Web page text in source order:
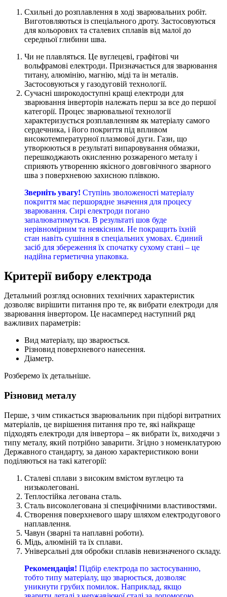
Схильні до розплавлення в ході зварювальних робіт.
Виготовляються із спеціального дроту. Застосовуються
для кольорових та сталевих сплавів від малої до
середньої глибини шва.
Чи не плавляться. Це вуглецеві, графітові чи
вольфрамові електроди. Призначається для зварювання
титану, алюмінію, магнію, міді та ін металів.
Застосовуються у газодуговій технології.
Сучасні широкодоступні кращі електроди для
зварювання інверторів належать перш за все до першої
категорії. Процес зварювальної технології
характеризується розплавленням як матеріалу самого
сердечника, і його покриття під впливом
високотемпературної плазмової дуги. Гази, що
утворюються в результаті випаровування обмазки,
перешкоджають окисленню розжареного металу і
сприяють утворенню якісного довговічного зварного
шва з поверхневою захисною плівкою.
Зверніть увагу! Ступінь зволоженості матеріалу
покриття має першорядне значення для процесу
зварювання. Сирі електроди погано
запалюватимуться. В результаті шов буде
нерівномірним та неякісним. Не покращить їхній
стан навіть сушіння в спеціальних умовах. Єдиний
засіб для збереження їх спочатку сухому стані – це
надійна герметична упаковка.
Критерії вибору електрода
Детальний розгляд основних технічних характеристик
дозволяє вирішити питання про те, як вибрати електроди для
зварювання інвертором. Це насамперед наступний ряд
важливих параметрів:
Вид матеріалу, що зварюється.
Різновид поверхневого нанесення.
Діаметр.
Розберемо їх детальніше.
Різновид металу
Перше, з чим стикається зварювальник при підборі витратних
матеріалів, це вирішення питання про те, які найкраще
підходять електроди для інвертора – як вибрати їх, виходячи з
типу металу, який потрібно заварити. Згідно з номенклатурою
Державного стандарту, за даною характеристикою вони
поділяються на такі категорії:
Сталеві сплави з високим вмістом вуглецю та
низьколеговані.
Теплостійка легована сталь.
Сталь високолегована зі специфічними властивостями.
Створення поверхневого шару шляхом електродугового
наплавлення.
Чавун (зварні та наплавні роботи).
Мідь, алюміній та їх сплави.
Універсальні для обробки сплавів невизначеного складу.
Рекомендація! Підбір електрода по застосуванню,
тобто типу матеріалу, що зварюється, дозволяє
уникнути грубих помилок. Наприклад, якщо